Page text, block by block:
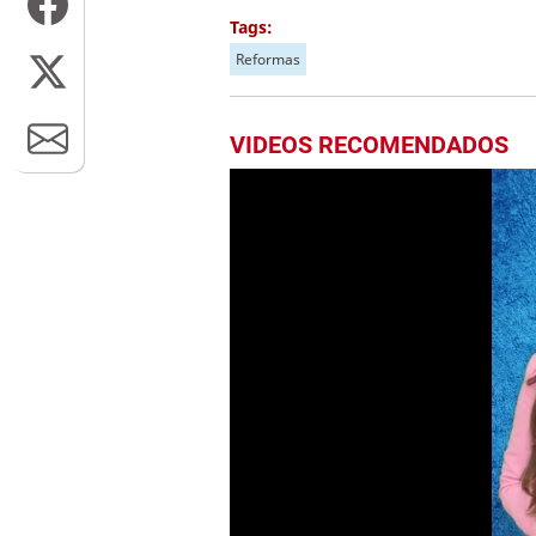
Tags:
Reformas
VIDEOS RECOMENDADOS